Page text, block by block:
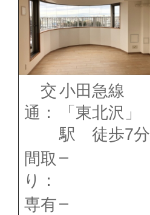
交
通：
小田急線
「東北沢」
駅 徒歩7分
間取
り：
–
専有–